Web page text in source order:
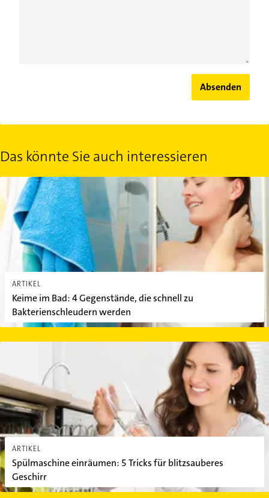
Absenden
Das könnte Sie auch interessieren
ARTIKEL
Keime im Bad: 4 Gegenstände, die schnell zu
Bakterienschleudern werden
Keime im Bad: 4 Gegenstände, die schnell zu
ARTIKEL
Spülmaschine einräumen: 5 Tricks für blitzsauberes
Geschirr
Spülmaschine einräumen: 5 Tricks für blitzsauberes Geschirr